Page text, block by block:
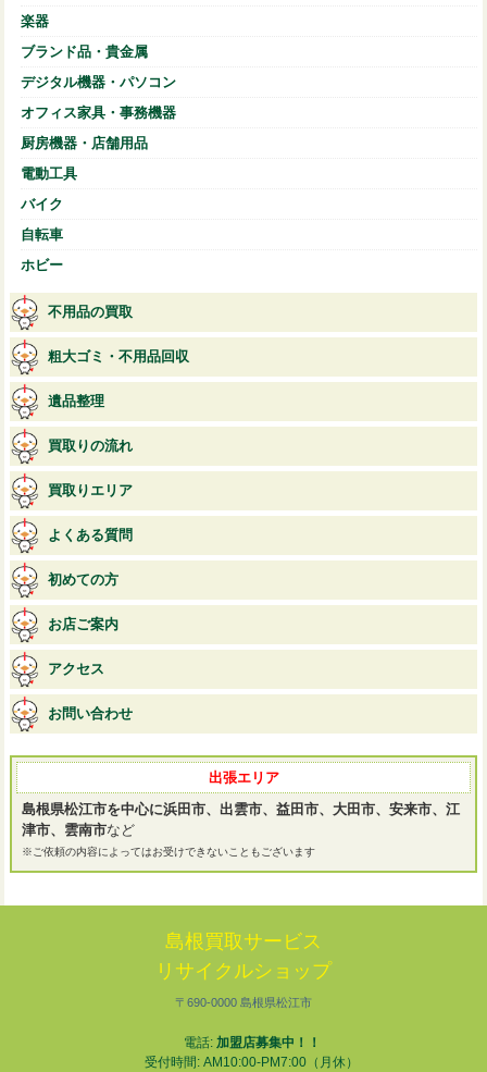
楽器
ブランド品・貴金属
デジタル機器・パソコン
オフィス家具・事務機器
厨房機器・店舗用品
電動工具
バイク
自転車
ホビー
不用品の買取
粗大ゴミ・不用品回収
遺品整理
買取りの流れ
買取りエリア
よくある質問
初めての方
お店ご案内
アクセス
お問い合わせ
出張エリア
島根県松江市を中心に浜田市、出雲市、益田市、大田市、安来市、江
津市、雲南市など
※ご依頼の内容によってはお受けできないこともございます
島根買取サービス
リサイクルショップ
〒690-0000 島根県松江市
電話: 加盟店募集中！！
受付時間: AM10:00-PM7:00（月休）